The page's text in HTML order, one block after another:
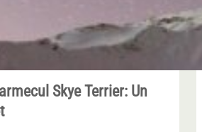
Skye Terrier: Un